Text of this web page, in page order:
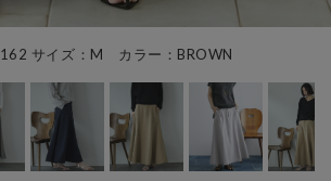
サイズ：M カラー：BROWN